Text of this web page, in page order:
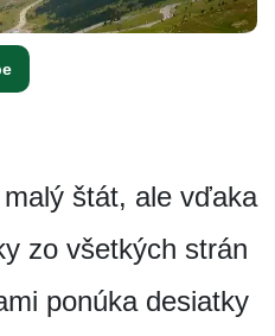
štát, ale vďaka
zo všetkých strán
ponúka desiatky